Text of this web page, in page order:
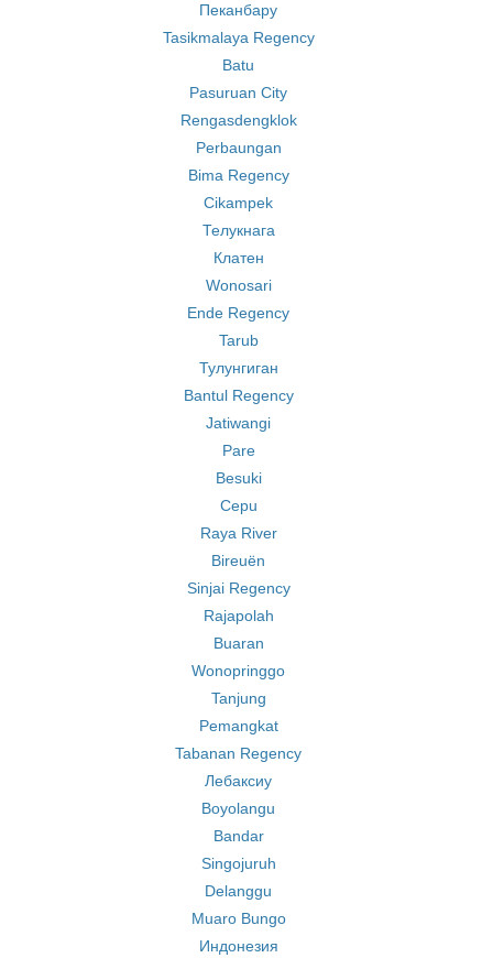
Пеканбару
Tasikmalaya Regency
Batu
Pasuruan City
Rengasdengklok
Perbaungan
Bima Regency
Cikampek
Телукнага
Клатен
Wonosari
Ende Regency
Tarub
Тулунгиган
Bantul Regency
Jatiwangi
Pare
Besuki
Cepu
Raya River
Bireuën
Sinjai Regency
Rajapolah
Buaran
Wonopringgo
Tanjung
Pemangkat
Tabanan Regency
Лебаксиу
Boyolangu
Bandar
Singojuruh
Delanggu
Muaro Bungo
Индонезия